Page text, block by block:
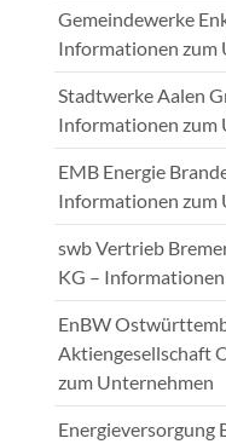
Gemeindewerke
Informationen zum
Stadtwerke Aalen
Informationen zum
EMB Energie
Informationen zum
swb Vertrieb
KG –
EnBW
Aktiengesellschaft
zum Unternehmen
Energieversorgung